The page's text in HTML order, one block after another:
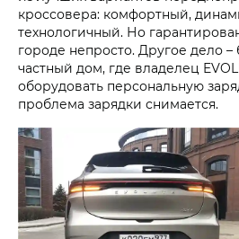
кроссовера: комфортный,
технологичный. Но
городе непросто. Другое дело
частный дом, где владелец
оборудовать персональную
проблема зарядки снимается.